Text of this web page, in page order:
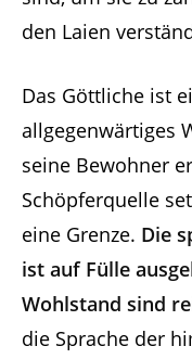
den Laien
Das Göttliche ist
allgegenwärtiges
seine Bewohner
Schöpferquelle
eine Grenze. Die
ist auf Fülle
Wohlstand sind
die Sprache der